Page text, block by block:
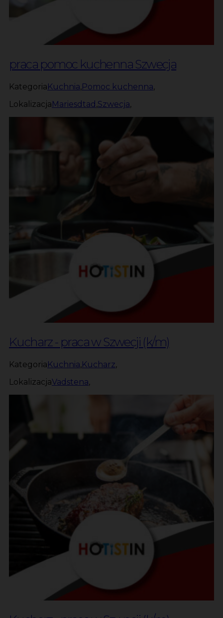
praca pomoc kuchenna Szwecja
KategoriaKuchnia,Pomoc kuchenna,
LokalizacjaMariesdtad ,Szwecja,
Kucharz - praca w Szwecji (k/m)
KategoriaKuchnia,Kucharz,
LokalizacjaVadstena,